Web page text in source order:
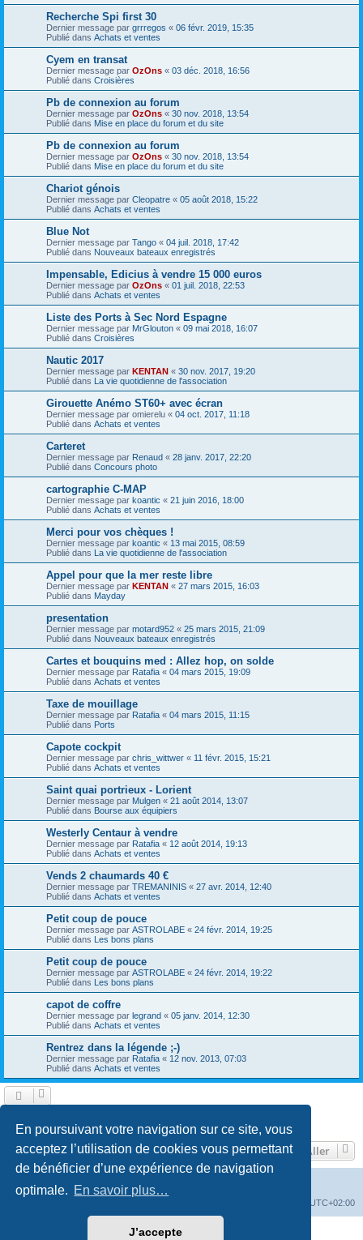
En poursuivant votre navigation sur ce site, vous
acceptez l’utilisation de cookies vous permettant
de bénéficier d’une expérience de navigation
optimale. En savoir plus…
J’accepte
Recherche Spi first 30
Dernier message par grrregos « 06 févr. 2019, 15:35
Publié dans Achats et ventes
Cyem en transat
Dernier message par OzOns « 03 déc. 2018, 16:56
Publié dans Croisières
Pb de connexion au forum
Dernier message par OzOns « 30 nov. 2018, 13:54
Publié dans Mise en place du forum et du site
Pb de connexion au forum
Dernier message par OzOns « 30 nov. 2018, 13:54
Publié dans Mise en place du forum et du site
Chariot génois
Dernier message par Cleopatre « 05 août 2018, 15:22
Publié dans Achats et ventes
Blue Not
Dernier message par Tango « 04 juil. 2018, 17:42
Publié dans Nouveaux bateaux enregistrés
Impensable, Edicius à vendre 15 000 euros
Dernier message par OzOns « 01 juil. 2018, 22:53
Publié dans Achats et ventes
Liste des Ports à Sec Nord Espagne
Dernier message par MrGlouton « 09 mai 2018, 16:07
Publié dans Croisières
Nautic 2017
Dernier message par KENTAN « 30 nov. 2017, 19:20
Publié dans La vie quotidienne de l'association
Girouette Anémo ST60+ avec écran
Dernier message par omierelu « 04 oct. 2017, 11:18
Publié dans Achats et ventes
Carteret
Dernier message par Renaud « 28 janv. 2017, 22:20
Publié dans Concours photo
cartographie C-MAP
Dernier message par koantic « 21 juin 2016, 18:00
Publié dans Achats et ventes
Merci pour vos chèques !
Dernier message par koantic « 13 mai 2015, 08:59
Publié dans La vie quotidienne de l'association
Appel pour que la mer reste libre
Dernier message par KENTAN « 27 mars 2015, 16:03
Publié dans Mayday
presentation
Dernier message par motard952 « 25 mars 2015, 21:09
Publié dans Nouveaux bateaux enregistrés
Cartes et bouquins med : Allez hop, on solde
Dernier message par Ratafia « 04 mars 2015, 19:09
Publié dans Achats et ventes
Taxe de mouillage
Dernier message par Ratafia « 04 mars 2015, 11:15
Publié dans Ports
Capote cockpit
Dernier message par chris_wittwer « 11 févr. 2015, 15:21
Publié dans Achats et ventes
Saint quai portrieux - Lorient
Dernier message par Mulgen « 21 août 2014, 13:07
Publié dans Bourse aux équipiers
Westerly Centaur à vendre
Dernier message par Ratafia « 12 août 2014, 19:13
Publié dans Achats et ventes
Vends 2 chaumards 40 €
Dernier message par TREMANINIS « 27 avr. 2014, 12:40
Publié dans Achats et ventes
Petit coup de pouce
Dernier message par ASTROLABE « 24 févr. 2014, 19:25
Publié dans Les bons plans
Petit coup de pouce
Dernier message par ASTROLABE « 24 févr. 2014, 19:22
Publié dans Les bons plans
capot de coffre
Dernier message par legrand « 05 janv. 2014, 12:30
Publié dans Achats et ventes
Rentrez dans la légende ;-)
Dernier message par Ratafia « 12 nov. 2013, 07:03
Publié dans Achats et ventes
Aller
UTC+02:00
phpBB® Forum Software © phpBB Limited